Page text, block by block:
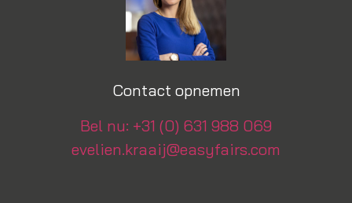
Contact opnemen
Bel nu: +31 (0) 631 988 069
evelien.kraaij@easyfairs.com